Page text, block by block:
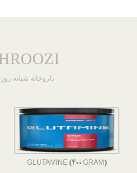
داروخانه شبانه
GLUTAMINE (400 GRAM)